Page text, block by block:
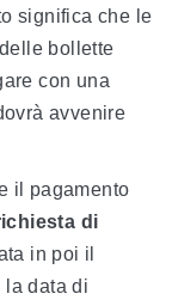
significa che le
bollette
con una
avvenire
il pagamento
di
in poi il
la data di